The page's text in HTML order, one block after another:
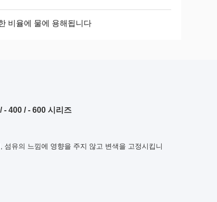
비율에 물에 용해됩니다
- 400 / - 600 시리즈
유의 느낌에 영향을 주지 않고 변색을 고정시킵니